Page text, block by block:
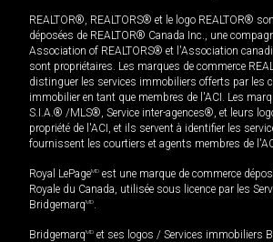
REALTOR®, REALTORS® et le logo REALTOR®
déposées de REALTOR® Canada Inc., une
Association of REALTORS® et l'Association
sont propriétaires. Les marques de commerce
distinguer les services immobiliers offerts par les
immobilier en tant que membres de l'ACI. Les
S.I.A.® /MLS®, Service inter-agences®, et leurs
propriété de l'ACI, et ils servent à identifier les
fournissent les courtiers et agents membres de
Royal LePageMD est une marque de commerce
Royale du Canada, utilisée sous licence par les
BridgemarqMD.
BridgemarqMD et ses logos / Services immobiliers